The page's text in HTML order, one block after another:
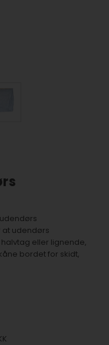
at udendørs
eller lignende,
bordet for skidt,